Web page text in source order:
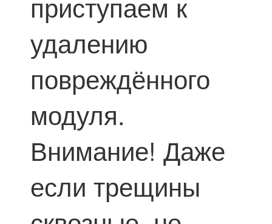
удалению
повреждённого
модуля.
Внимание! Даже
если трещины